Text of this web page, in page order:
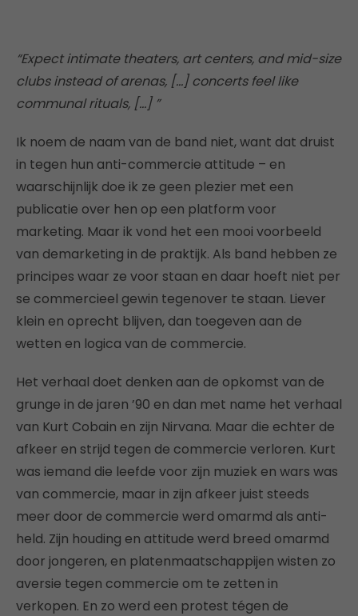
“Expect intimate theaters, art centers, and mid-size
clubs instead of arenas, […] concerts feel like
communal rituals, […] ”
Ik noem de naam van de band niet, want dat druist
in tegen hun anti-commercie attitude – en
waarschijnlijk doe ik ze geen plezier met een
publicatie over hen op een platform voor
marketing. Maar ik vond het een mooi voorbeeld
van demarketing in de praktijk. Als band hebben ze
principes waar ze voor staan en daar hoeft niet per
se commercieel gewin tegenover te staan. Liever
klein en oprecht blijven, dan toegeven aan de
wetten en logica van de commercie.
Het verhaal doet denken aan de opkomst van de
grunge in de jaren ’90 en dan met name het verhaal
van Kurt Cobain en zijn Nirvana. Maar die echter de
afkeer en strijd tegen de commercie verloren. Kurt
was iemand die leefde voor zijn muziek en wars was
van commercie, maar in zijn afkeer juist steeds
meer door de commercie werd omarmd als anti-
held. Zijn houding en attitude werd breed omarmd
door jongeren, en platenmaatschappijen wisten zo
aversie tegen commercie om te zetten in
verkopen. En zo werd een protest tégen de